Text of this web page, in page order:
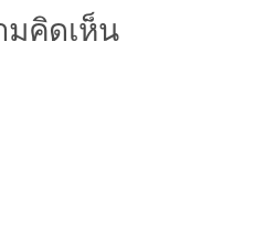
มคิดเห็น